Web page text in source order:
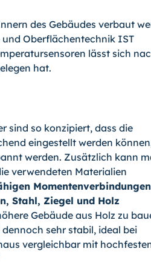
des Gebäudes verbaut
Oberflächentechnik IST
lässt sich
hat.
sind so konzipiert, dass die
eingestellt werden
werden. Zusätzlich kann
verwendeten Materialien
Stahl, Ziegel und Holz
Gebäude aus Holz zu
sehr stabil, ideal bei
vergleichbar mit